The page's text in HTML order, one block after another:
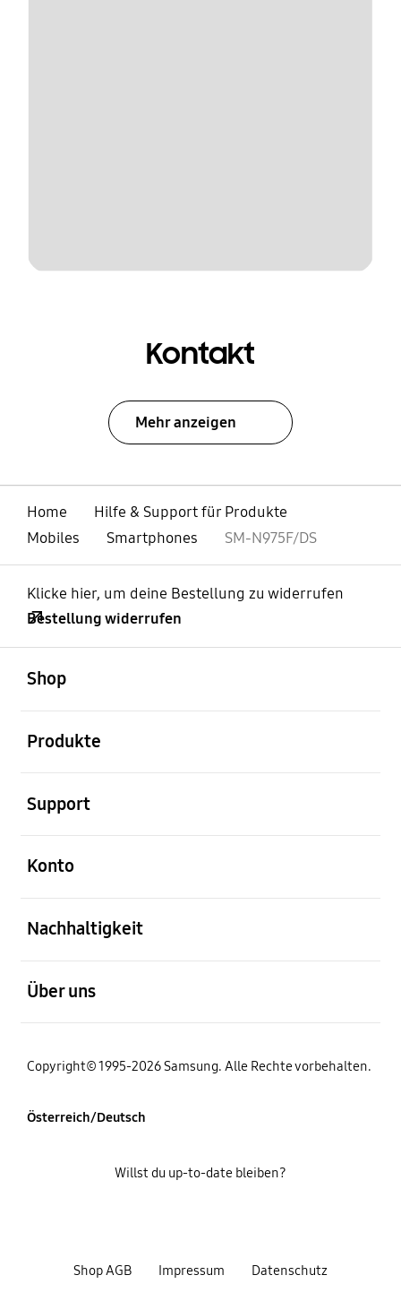
Kontakt
Mehr anzeigen
Home
Hilfe & Support für Produkte
Mobiles
Smartphones SM-N975F/DS
Klicke hier, um deine Bestellung zu widerrufen
Bestellung widerrufen
Shop
Produkte
Support
Konto
Nachhaltigkeit
Über uns
Copyright© 1995-2026 Samsung. Alle Rechte vorbehalten.
Österreich/Deutsch
Shop AGB Impressum Datenschutz
Willst du up-to-date bleiben?